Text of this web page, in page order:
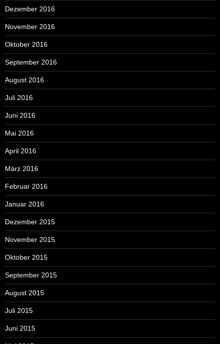
Dezember 2016
November 2016
Oktober 2016
September 2016
August 2016
Juli 2016
Juni 2016
Mai 2016
April 2016
März 2016
Februar 2016
Januar 2016
Dezember 2015
November 2015
Oktober 2015
September 2015
August 2015
Juli 2015
Juni 2015